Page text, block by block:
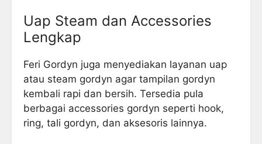
Uap Steam dan Accessories
Lengkap
Feri Gordyn juga menyediakan layanan uap
atau steam gordyn agar tampilan gordyn
kembali rapi dan bersih. Tersedia pula
berbagai accessories gordyn seperti hook,
ring, tali gordyn, dan aksesoris lainnya.